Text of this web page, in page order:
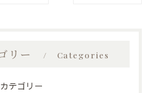
リー Categories
テゴリー